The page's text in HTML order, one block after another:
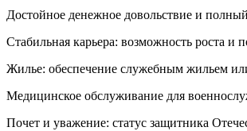
Достойное денежное довольствие и
Стабильная карьера: возможность роста
Жилье: обеспечение служебным жильем
Медицинское обслуживание для
Почет и уважение: статус защитника